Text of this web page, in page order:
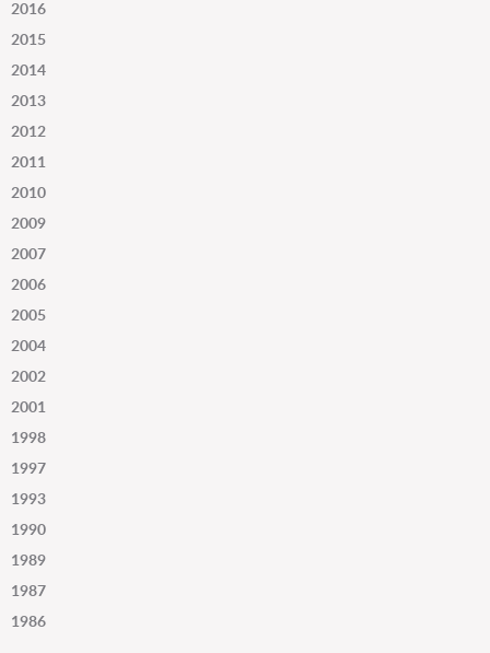
2016
2015
2014
2013
2012
2011
2010
2009
2007
2006
2005
2004
2002
2001
1998
1997
1993
1990
1989
1987
1986